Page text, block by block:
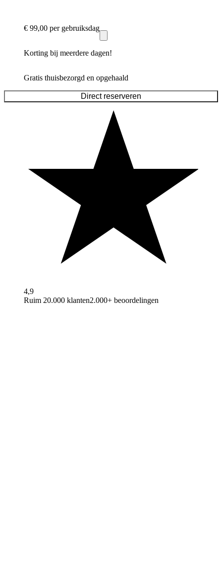
€ 99,00 per gebruiksdag
Korting bij meerdere dagen!
Gratis thuisbezorgd en opgehaald
Direct reserveren
4,9
Ruim 20.000 klanten2.000+ beoordelingen